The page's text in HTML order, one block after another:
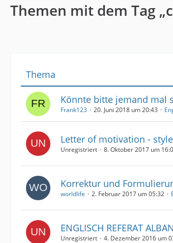
Themen mit dem Tag
Thema
Könnte bitte jemand mal
Frank123 20. Juni 2018 um 20:43
Letter of motivation -
Unregistriert 8. Oktober 2017 um
Korrektur und
worldlife 2. Februar 2017 um 05:32
ENGLISCH REFERAT
Unregistriert 4. Dezember 2016 um